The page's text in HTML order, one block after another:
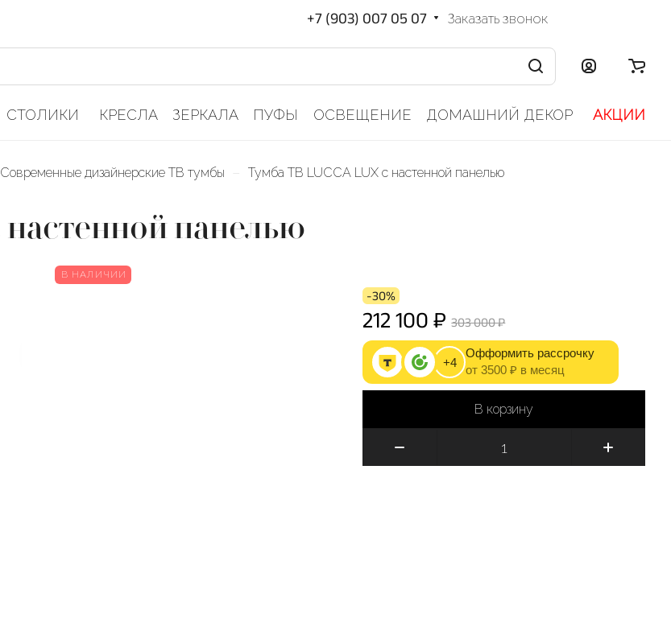
+7 (903) 007 05 07 Заказать звонок
СТОЛИКИ КРЕСЛА ЗЕРКАЛА ПУФЫ ОСВЕЩЕНИЕ ДОМАШНИЙ ДЕКОР АКЦИИ
Современные дизайнерские ТВ тумбы Тумба ТВ LUCCA LUX с настенной панелью
панелью
В НАЛИЧИИ
-30%
212 100 ₽ 303 000 ₽
+4
Офформить рассрочку
от 3500 ₽ в месяц
В корзину